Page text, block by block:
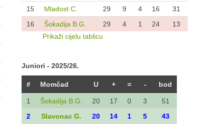
15
Mladost C. 29 9 4 16
31
16
Šokadija B.G. 29 4 1 24
13
Prikaži cijelu tablicu
Juniori - 2025/26.
# Momčad U + = - bod
1 Šokadija B.G. 20 17 0 3
51
2
Slavonac G. 20 14 1 5
43